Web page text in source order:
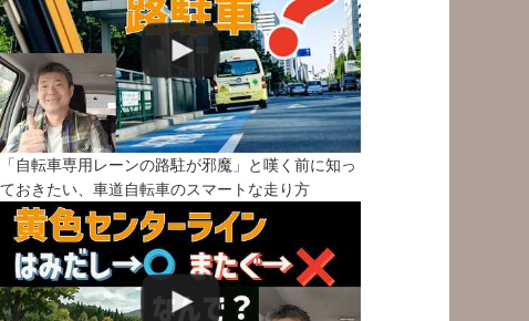
「自転車専用レーンの路駐が邪魔」と嘆く前に知っ
ておきたい、車道自転車のスマートな走り方